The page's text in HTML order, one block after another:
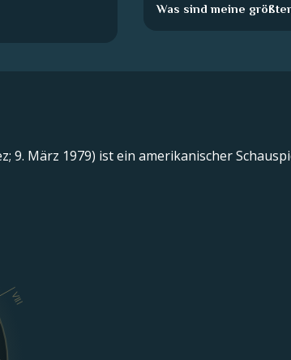
Was sind meine
9. März 1979) ist ein amerikanischer
VIII